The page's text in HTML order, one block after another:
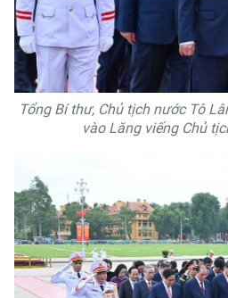
Tổng Bí thư, Chủ tịch nước Tô
vào Lăng viếng Chủ